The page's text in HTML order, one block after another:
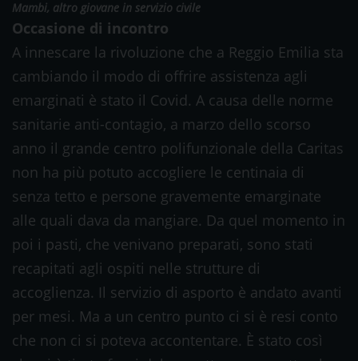
Mambi, altro giovane in servizio civile
Occasione di incontro
A innescare la rivoluzione che a Reggio Emilia sta
cambiando il modo di offrire assistenza agli
emarginati è stato il Covid. A causa delle norme
sanitarie anti-contagio, a marzo dello scorso
anno il grande centro polifunzionale della Caritas
non ha più potuto accogliere le centinaia di
senza tetto e persone gravemente emarginate
alle quali dava da mangiare. Da quel momento in
poi i pasti, che venivano preparati, sono stati
recapitati agli ospiti nelle strutture di
accoglienza. Il servizio di asporto è andato avanti
per mesi. Ma a un centro punto ci si è resi conto
che non ci si poteva accontentare. È stato così